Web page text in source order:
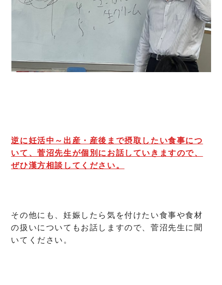
逆に妊活中～出産・産後まで摂取したい食事につ
いて、菅沼先生が個別にお話していきますので、
ぜひ漢方相談してください。
その他にも、妊娠したら気を付けたい食事や食材
の扱いについてもお話しますので、菅沼先生に聞
いてください。